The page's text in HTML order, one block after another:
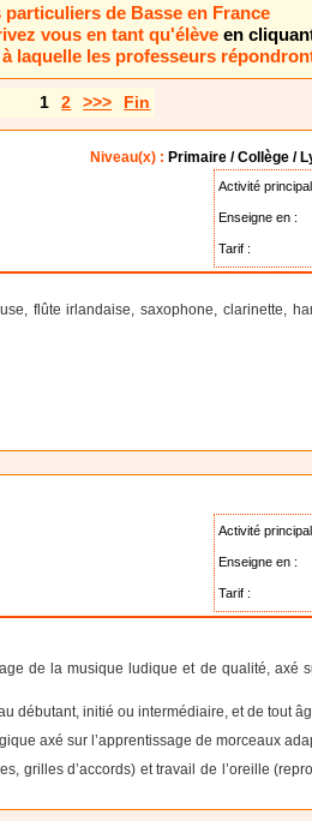
de Basse en France
vous en tant qu'élève en
laquelle les professeurs
1 2 >>> Fin
Niveau(x) : Primaire / Collège /
Activité
Enseigne en :
Tarif :
flûte irlandaise, saxophone, clarinette,
Activité
Enseigne en :
Tarif :
de la musique ludique et de qualité, axé
débutant, initié ou intermédiaire, et de tout
axé sur l’apprentissage de morceaux
grilles d’accords) et travail de l’oreille